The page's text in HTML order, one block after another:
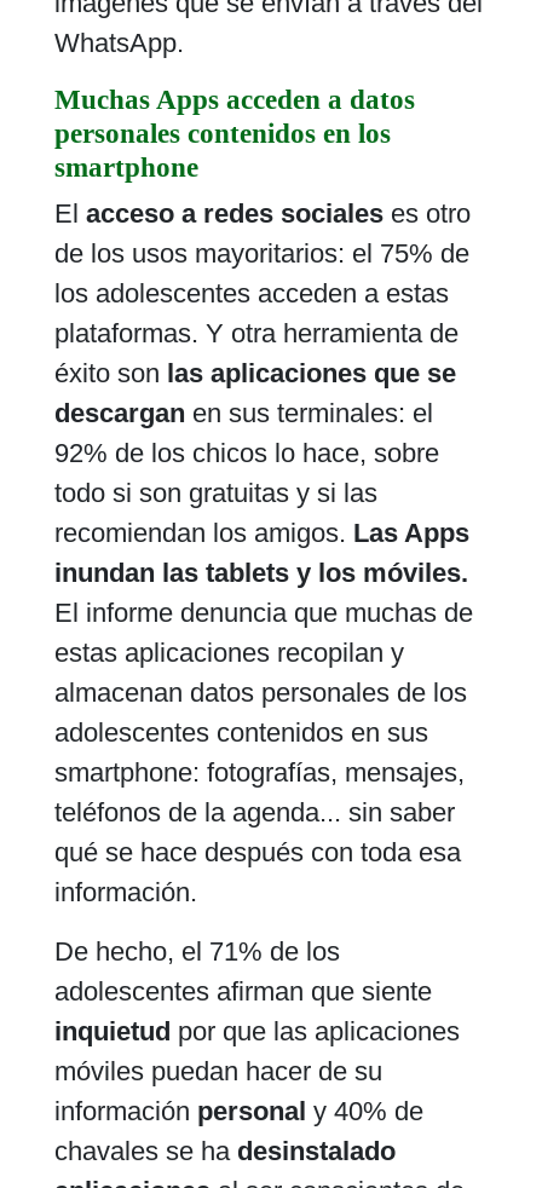
WhatsApp.
Muchas Apps acceden a datos
personales contenidos en los
smartphone
El acceso a redes socialeses otro
de los usos mayoritarios: el 75% de
los adolescentes acceden a estas
plataformas. Y otra herramienta de
éxito son las aplicaciones que se
descargan en sus terminales: el
92% de los chicos lo hace, sobre
todo si son gratuitas y si las
recomiendan los amigos. Las Apps
inundan las tablets y los móviles.
El informe denuncia que muchas de
estas aplicaciones recopilan y
almacenan datos personales delos
adolescentes contenidos en sus
smartphone: fotografías, mensajes,
teléfonos de la agenda... sin saber
qué se hace después con toda esa
información.
De hecho, el 71% de los
adolescentes afirman que siente
inquietud por que las aplicaciones
móviles puedan hacer de su
información personal y 40% de
chavales se ha desinstalado